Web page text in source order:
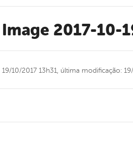
Image 2017-10-
10/2017 13h31, última modificação: